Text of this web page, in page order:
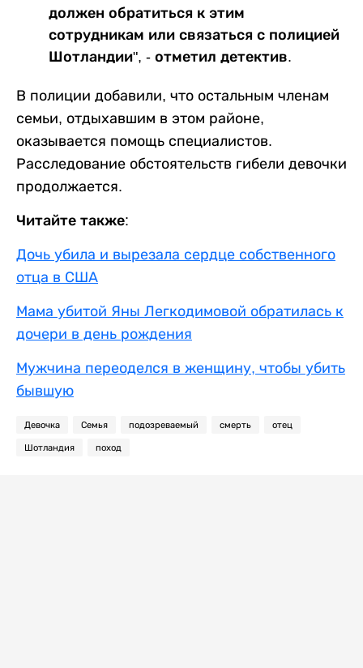
должен обратиться к этим
сотрудникам или связаться с полицией
Шотландии", - отметил детектив.
В полиции добавили, что остальным членам
семьи, отдыхавшим в этом районе,
оказывается помощь специалистов.
Расследование обстоятельств гибели девочки
продолжается.
Читайте также:
Дочь убила и вырезала сердце собственного
отца в США
Мама убитой Яны Легкодимовой обратилась к
дочери в день рождения
Мужчина переоделся в женщину, чтобы убить
бывшую
Девочка Семья подозреваемый смерть отец
Шотландия поход